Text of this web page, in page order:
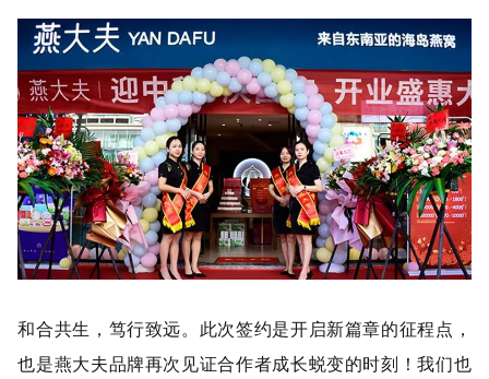
和合共生，笃行致远。此次签约是开启新篇章的征程点，
也是燕大夫品牌再次见证合作者成长蜕变的时刻！我们也